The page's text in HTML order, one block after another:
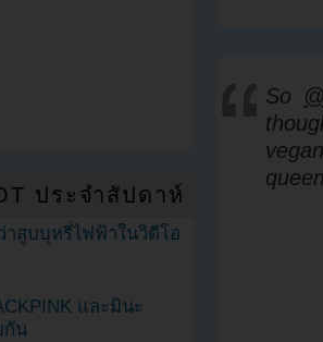
So
queen
ประจำสัปดาห์
สูบบุหรี่ไฟฟ้าในวิดีโอ
และมินะ
กัน